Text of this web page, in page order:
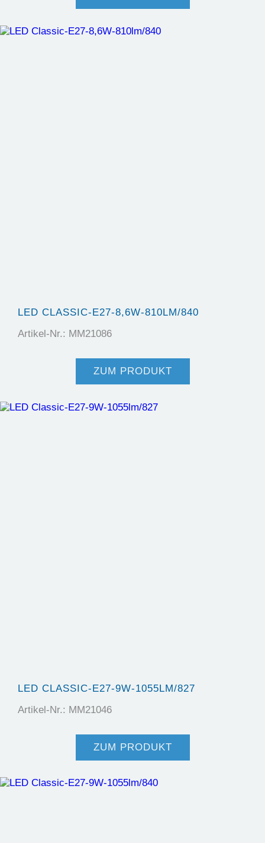
LED CLASSIC-E27-8,6W-810LM/840
Artikel-Nr.: MM21086
ZUM PRODUKT
LED CLASSIC-E27-9W-1055LM/827
Artikel-Nr.: MM21046
ZUM PRODUKT